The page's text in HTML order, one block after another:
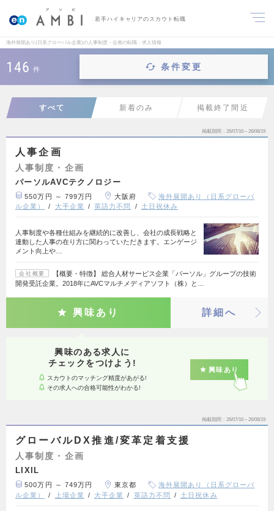
若手ハイキャリアのスカウト転職
海外展開あり(日系グローバル企業)の人事制度・企画の転職・求人情報
146 件 条件変更
すべて 新着のみ 掲載終了間近
掲載期間 26/07/16～26/08/19
人事企画
人事制度・企画
パーソルAVCテクノロジー
550万円 ～ 799万円 大阪府
海外展開あり（日系グローバ
ル企業）
大手企業 英語力不問 土日祝休み
人事制度や各種仕組みを継続的に改善し、会社の成長戦略と
連動した人事の在り方に関わっていただきます。エンゲージ
メント向上や…
会社概要
【概要・特徴】 総合人材サービス企業「パーソル」グループの技術
開発受託企業。2018年にAVCマルチメディアソフト（株）と…
興味あり 詳細へ
興味のある求人に
チェックをつけよう!
スカウトのマッチング精度があがる!
その求人への合格可能性がわかる!
興味あり
掲載期間 26/07/16～26/08/19
グローバルDX推進/変革定着支援
人事制度・企画
LIXIL
500万円 ～ 749万円 東京都
海外展開あり（日系グローバ
ル企業）
上場企業 大手企業 英語力不問 土日祝休み